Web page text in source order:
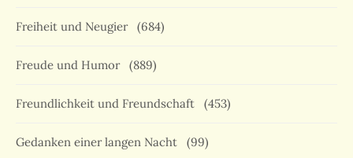
Freiheit und Neugier (684)
Freude und Humor (889)
Freundlichkeit und Freundschaft (453)
Gedanken einer langen Nacht (99)